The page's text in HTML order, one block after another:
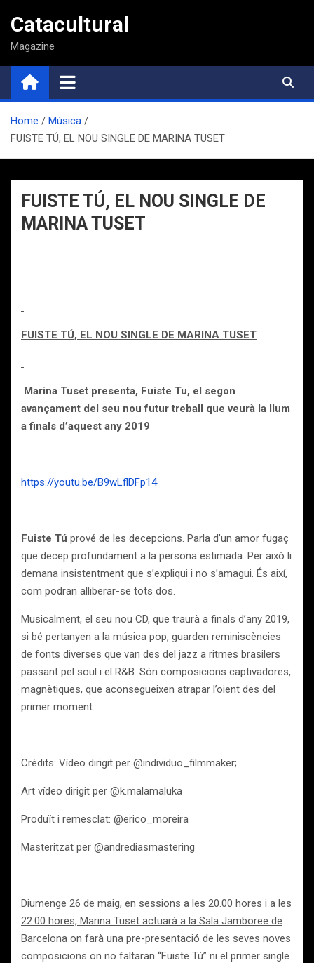
contenido
Catacultural
Magazine
Home
Música
FUISTE TÚ, EL NOU SINGLE DE MARINA TUSET
FUISTE TÚ, EL NOU SINGLE DE
MARINA TUSET
FUISTE TÚ, EL NOU SINGLE DE MARINA TUSET
Marina Tuset presenta, Fuiste Tu, el segon
avançament del seu nou futur treball que veurà la llum
a finals d’aquest any 2019
https://youtu.be/B9wLflDFp14
Fuiste Tú prové de les decepcions. Parla d’un amor fugaç
que decep profundament a la persona estimada. Per això li
demana insistentment que s’expliqui i no s’amagui. És així,
com podran alliberar-se tots dos.
Musicalment, el seu nou CD, que traurà a finals d’any 2019,
si bé pertanyen a la música pop, guarden reminiscències
de fonts diverses que van des del jazz a ritmes brasilers
passant pel soul i el R&B. Són composicions captivadores,
magnètiques, que aconsegueixen atrapar l’oient des del
primer moment.
Crèdits: Vídeo dirigit per @individuo_filmmaker;
Art vídeo dirigit per @k.malamaluka
Produït i remesclat: @erico_moreira
Masteritzat per @andrediasmastering
Diumenge 26 de maig, en sessions a les 20.00 hores i a les
22.00 hores, Marina Tuset actuarà a la Sala Jamboree de
Barcelona on farà una pre-presentació de les seves noves
composicions on no faltaran “Fuiste Tú” ni el primer single